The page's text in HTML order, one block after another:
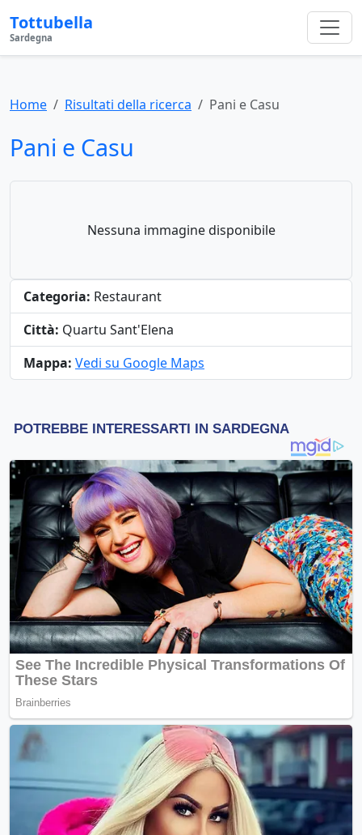
Tottubella
Sardegna
Home Risultati della ricerca Pani e Casu
Pani e Casu
Nessuna immagine disponibile
Categoria: Restaurant
Città: Quartu Sant'Elena
Mappa: Vedi su Google Maps